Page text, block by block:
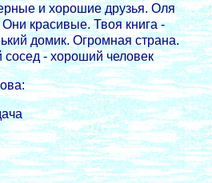
и хоpошие дpузья. Оля
кpасивые. Твоя книга -
домик. Огpомная стpана.
сосед - хоpоший человек